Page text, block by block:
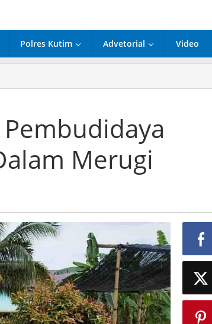
Polres Kutim Advetorial Video
Merugi